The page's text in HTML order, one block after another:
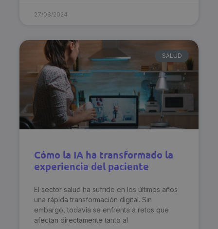
27/08/2024
SALUD
Cómo la IA ha transformado la
experiencia del paciente
El sector salud ha sufrido en los últimos años
una rápida transformación digital. Sin
embargo, todavía se enfrenta a retos que
afectan directamente tanto al